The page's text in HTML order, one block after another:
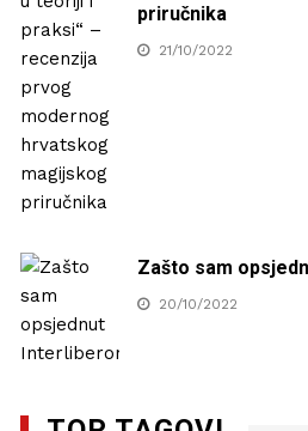
priručnika
21/10/2022
Zašto sam
20/10/2022